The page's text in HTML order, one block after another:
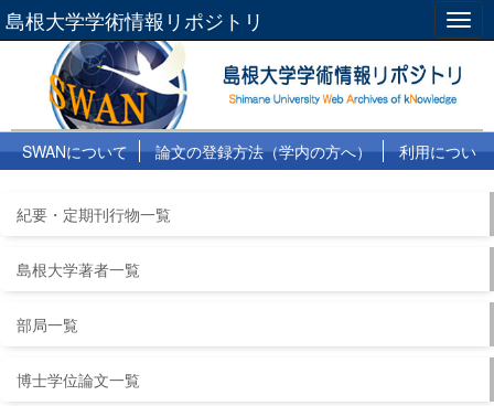
島根大学学術情報リポジトリ
SWANについて 論文の登録方法（学内の方へ）
利用につい
紀要・定期刊行物一覧
島根大学著者一覧
部局一覧
博士学位論文一覧